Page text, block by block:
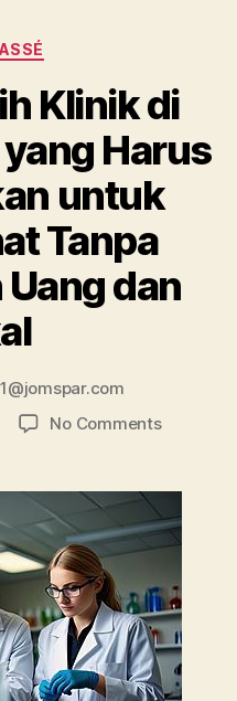
Klinik di
Harus
untuk
Tanpa
dan
No Commentson
Klinik
di
London:
yang
Harus
untuk
Tetap